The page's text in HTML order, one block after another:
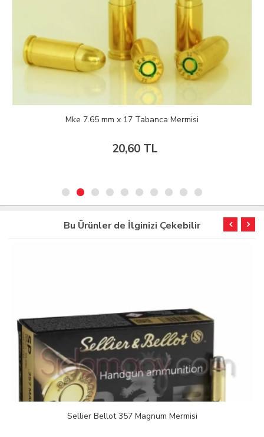
Mke 7.65 mm x 17 Tabanca Mermisi
20,60 TL
Bu Ürünler de İlginizi Çekebilir
Sellier Bellot 357 Magnum Mermisi